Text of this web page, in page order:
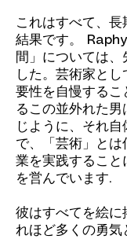
これはすべて、
結果です。
間」については、
した。芸術家と
要性を自慢するこ
るこの並外れた男
じように、それ
で、「芸術」と
業を実践すること
を営んでいます.
彼はすべてを絵に
れほど多くの勇気